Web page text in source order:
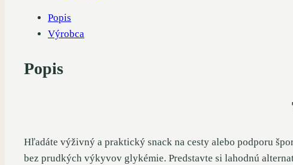
Popis
Výrobca
Popis
Hľadáte výživný a praktický snack na cesty alebo podporu
bez prudkých výkyvov glykémie. Predstavte si lahodnú